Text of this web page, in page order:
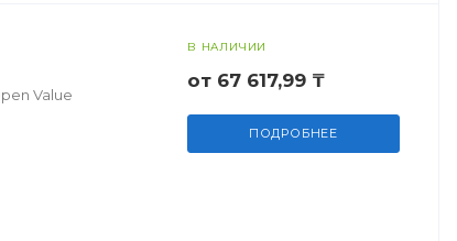
Value
В НАЛИЧИИ
от 67 617,99 ₸
ПОДРОБНЕЕ